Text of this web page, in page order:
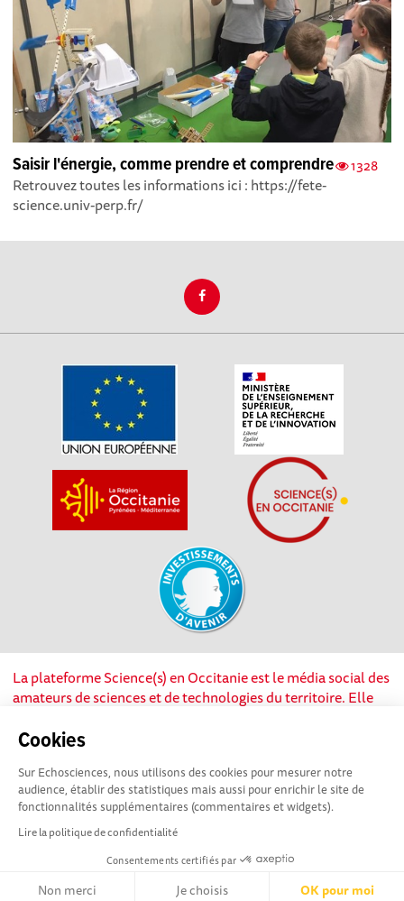
Cookies
Sur Echosciences, nous utilisons des cookies pour mesurer notre
audience, établir des statistiques mais aussi pour enrichir le site de
fonctionnalités supplémentaires (commentaires et widgets).
Lire la politique de confidentialité
Consentements certifiés par
Non merci Je choisis OK pour moi
1328
Saisir l'énergie, comme prendre et comprendre
Retrouvez toutes les informations ici : https://fete-
science.univ-perp.fr/
La plateforme Science(s) en Occitanie est le média social des
amateurs de sciences et de technologies du territoire. Elle
soutien de nombreux acteurs locaux. Ce projet est cofinancé
l’Union européenne via les fonds européen de
développement régional. Science(s) en Occitanie est une
plateforme Echosciences by Amcsti.
Mentions légales|Politique de confidentialité
Ligne éditoriale